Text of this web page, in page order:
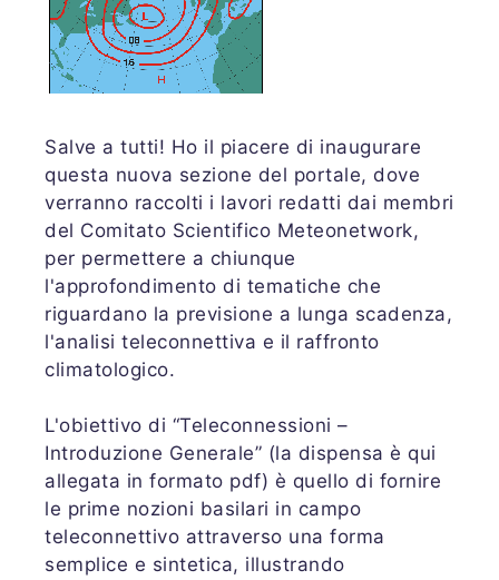
Salve a tutti! Ho il piacere di inaugurare
questa nuova sezione del portale, dove
verranno raccolti i lavori redatti dai membri
del Comitato Scientifico Meteonetwork,
per permettere a chiunque
l'approfondimento di tematiche che
riguardano la previsione a lunga scadenza,
l'analisi teleconnettiva e il raffronto
climatologico.
L'obiettivo di “Teleconnessioni –
Introduzione Generale” (la dispensa è qui
allegata in formato pdf) è quello di fornire
le prime nozioni basilari in campo
teleconnettivo attraverso una forma
semplice e sintetica, illustrando